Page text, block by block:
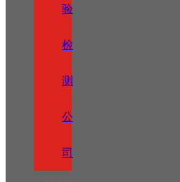
验
检
测
公
司